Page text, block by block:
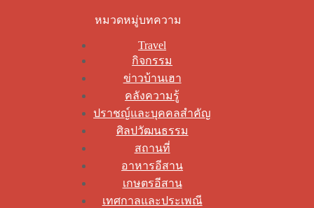
หมวดหมู่บทความ
Travel
กิจกรรม
ข่าวบ้านเฮา
คลังความรู้
ปราชญ์และบุคคลสำคัญ
ศิลปวัฒนธรรม
สถานที่
อาหารอีสาน
เกษตรอีสาน
เทศกาลและประเพณี